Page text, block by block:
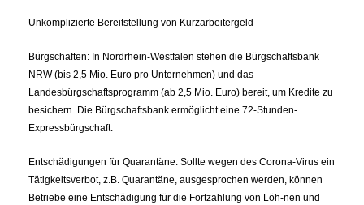
Unkomplizierte Bereitstellung von Kurzarbeitergeld
Bürgschaften: In Nordrhein-Westfalen stehen die Bürgschaftsbank
NRW (bis 2,5 Mio. Euro pro Unternehmen) und das
Landesbürgschaftsprogramm (ab 2,5 Mio. Euro) bereit, um Kredite zu
besichern. Die Bürgschaftsbank ermöglicht eine 72-Stunden-
Expressbürgschaft.
Entschädigungen für Quarantäne: Sollte wegen des Corona-Virus ein
Tätigkeitsverbot, z.B. Quarantäne, ausgesprochen werden, können
Betriebe eine Entschädigung für die Fortzahlung von Löh-nen und